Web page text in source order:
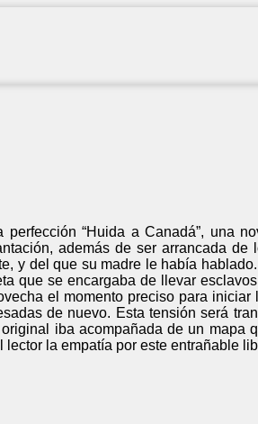
“Huida a Canadá”, una
además de ser arrancada de
y del que su madre le había
que se encargaba de llevar
el momento preciso para iniciar
de nuevo. Esta tensión será
iba acompañada de un mapa
la empatía por este entrañable